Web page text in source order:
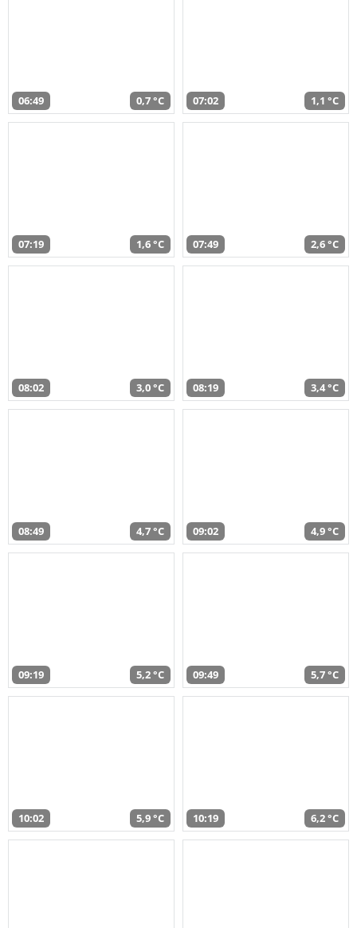
06:49 0,7 °C 07:02 1,1 °C
07:19 1,6 °C 07:49 2,6 °C
08:02 3,0 °C 08:19 3,4 °C
08:49 4,7 °C 09:02 4,9 °C
09:19 5,2 °C 09:49 5,7 °C
10:02 5,9 °C 10:19 6,2 °C